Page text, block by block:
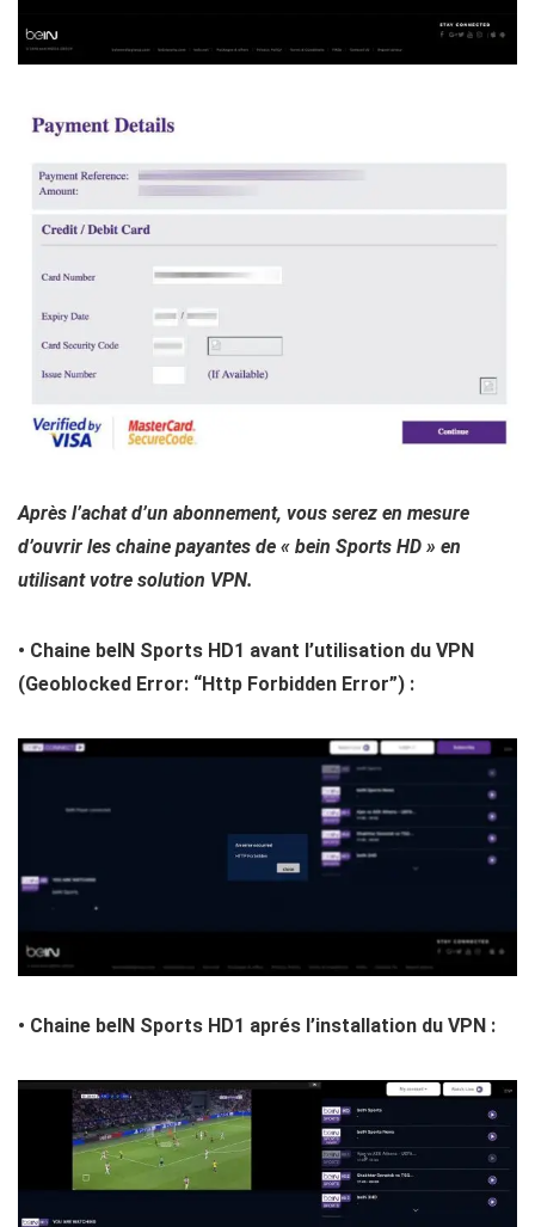
Après l’achat d’un abonnement, vous serez en mesure
d’ouvrir les chaine payantes de « bein Sports HD » en
utilisant votre solution VPN.
• Chaine beIN Sports HD1 avant l’utilisation du VPN
(Geoblocked Error: “Http Forbidden Error”) :
• Chaine beIN Sports HD1 aprés l’installation du VPN :